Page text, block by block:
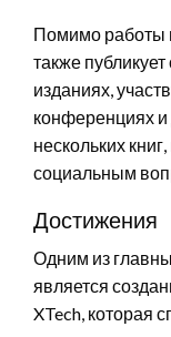
Помимо работы
также
изданиях,
конференциях и
нескольких
социальным
Достижения
Одним из
является
XTech, которая